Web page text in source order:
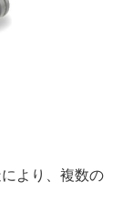
より、複数の